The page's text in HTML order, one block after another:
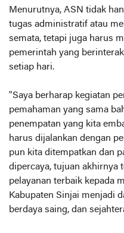
Menurutnya, ASN tidak
tugas administratif atau
semata, tetapi juga harus
pemerintah yang
setiap hari.
"Saya berharap kegiatan
pemahaman yang sama
penempatan yang kita
harus dijalankan dengan
pun kita ditempatkan dan
dipercaya, tujuan akhirnya
pelayanan terbaik kepada
Kabupaten Sinjai menjadi
berdaya saing, dan